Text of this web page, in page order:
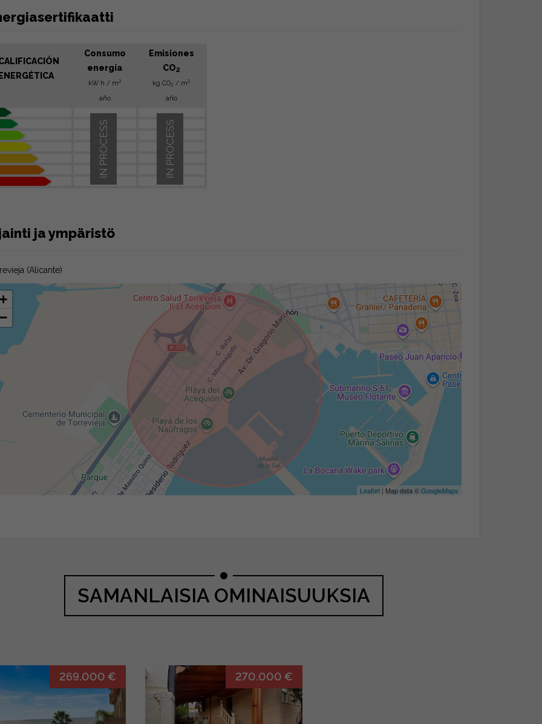
ENERGÉTICA
Consumo
energía
kW h / m2
año
Emisiones
CO2
kg CO2 / m2
año
IN PROCESS
IN PROCESS
ja ympäristö
(Alicante)
+
−
Leaflet | Map data ©GoogleMaps
SAMANLAISIA OMINAISUUKSIA
269.000 € 270.000 €